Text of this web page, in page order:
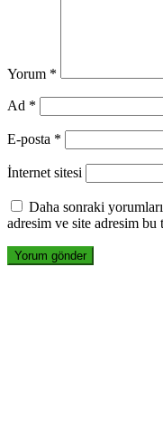
Yorum *
Ad *
E-posta *
İnternet sitesi
Daha sonraki
adresim ve site adresim bu